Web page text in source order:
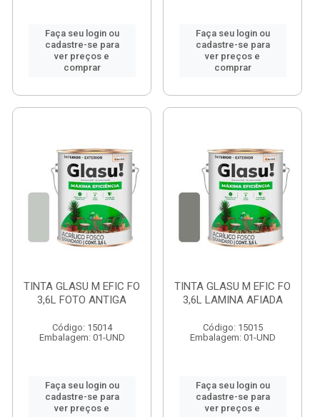
Faça seu login ou
cadastre-se para
ver preços e
comprar
Faça seu login ou
cadastre-se para
ver preços e
comprar
TINTA GLASU M EFIC FO
3,6L FOTO ANTIGA
Código: 15014
Embalagem: 01-UND
Faça seu login ou
cadastre-se para
ver preços e
TINTA GLASU M EFIC FO
3,6L LAMINA AFIADA
Código: 15015
Embalagem: 01-UND
Faça seu login ou
cadastre-se para
ver preços e